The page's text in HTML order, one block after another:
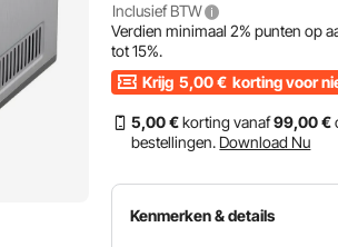
Inclusief BTW
Verdien minimaal2% punten op
tot15%.
Krijg 5,00 € korting voor
5,00 €korting vanaf99,00 €
bestellingen. Download Nu
Kenmerken & details